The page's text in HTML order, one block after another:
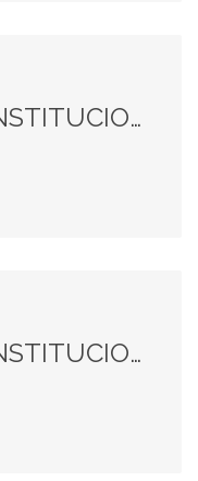
EN RIÑA. AUTORIA. PARTICIPACION.
DEL JUICIO ORAL.